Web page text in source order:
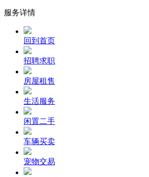
服务详情
回到首页
招聘求职
房屋租售
生活服务
闲置二手
车辆买卖
宠物交易